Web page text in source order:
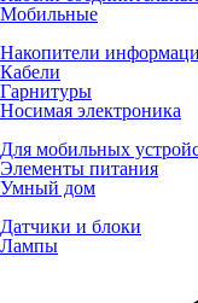
Мобильные
Накопители
Кабели
Гарнитуры
Носимая электроника
Для мобильных
Элементы питания
Умный дом
Датчики и блоки
Лампы